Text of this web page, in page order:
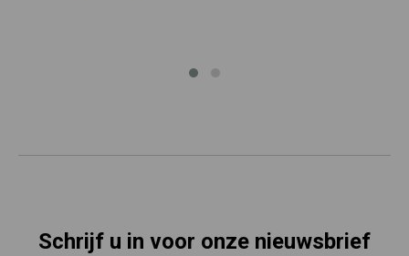
Schrijf u in voor onze nieuwsbrief